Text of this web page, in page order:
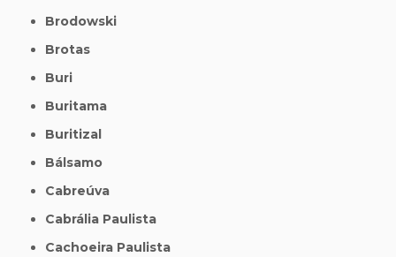
Brodowski
Brotas
Buri
Buritama
Buritizal
Bálsamo
Cabreúva
Cabrália Paulista
Cachoeira Paulista